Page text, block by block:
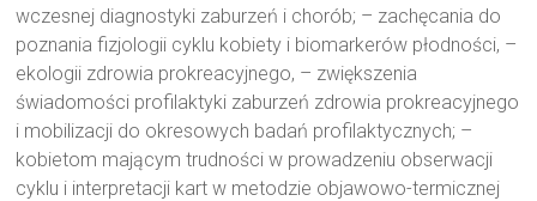
wczesnej diagnostyki zaburzeń i chorób; – zachęcania do
poznania fizjologii cyklu kobiety i biomarkerów płodności, –
ekologii zdrowia prokreacyjnego, – zwiększenia
świadomości profilaktyki zaburzeń zdrowia prokreacyjnego
i mobilizacji do okresowych badań profilaktycznych; –
kobietom mającym trudności w prowadzeniu obserwacji
cyklu i interpretacji kart w metodzie objawowo-termicznej